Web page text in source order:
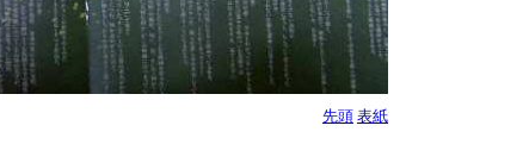
先頭 表紙